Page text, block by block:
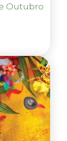
Outubro